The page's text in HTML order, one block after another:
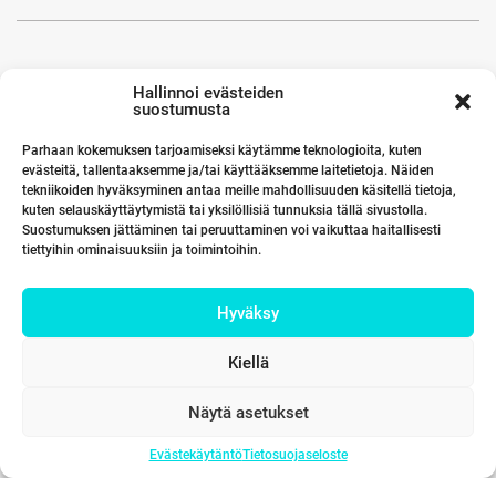
Hallinnoi evästeiden
suostumusta
Parhaan kokemuksen tarjoamiseksi käytämme teknologioita, kuten
evästeitä, tallentaaksemme ja/tai käyttääksemme laitetietoja. Näiden
tekniikoiden hyväksyminen antaa meille mahdollisuuden käsitellä tietoja,
kuten selauskäyttäytymistä tai yksilöllisiä tunnuksia tällä sivustolla.
Suostumuksen jättäminen tai peruuttaminen voi vaikuttaa haitallisesti
tiettyihin ominaisuuksiin ja toimintoihin.
Hyväksy
Kiellä
Näytä asetukset
EvästekäytäntöTietosuojaseloste